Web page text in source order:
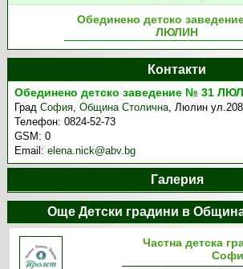
Обединено детско
ЛЮЛИН
Контакти
Обединено детско заведение № 31
ГрадСофия,Община Столична,Люлин
Телефон:0824-52-73
GSM:0
Email:elena.nick@abv.bg
Галерия
Още Детски градини в
Частна детска